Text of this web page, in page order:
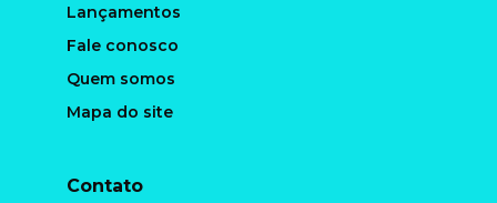
Lançamentos
Fale conosco
Quem somos
Mapa do site
Contato